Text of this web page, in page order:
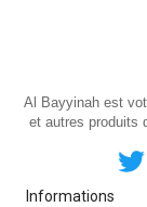
Al Bayyinah est
et autres produits
Informations